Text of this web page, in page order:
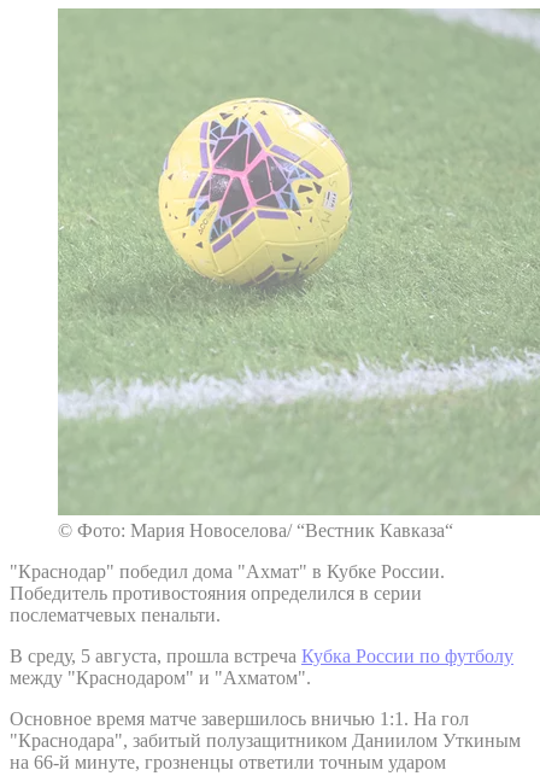
© Фото: Мария Новоселова/ “Вестник Кавказа“
"Краснодар" победил дома "Ахмат" в Кубке России.
Победитель противостояния определился в серии
послематчевых пенальти.
В среду, 5 августа, прошла встреча Кубка России по футболу
между "Краснодаром" и "Ахматом".
Основное время матче завершилось вничью 1:1. На гол
"Краснодара", забитый полузащитником Даниилом Уткиным
на 66-й минуте, грозненцы ответили точным ударом